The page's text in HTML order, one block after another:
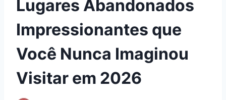
Lugares Abandonados
Impressionantes que
Você Nunca Imaginou
Visitar em 2026